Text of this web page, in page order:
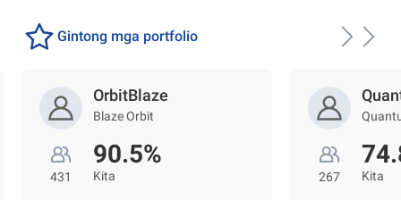
Gintong mga portfolio
OrbitBlaze
Blaze Orbit
431
90.5%
Kita 267 Kita